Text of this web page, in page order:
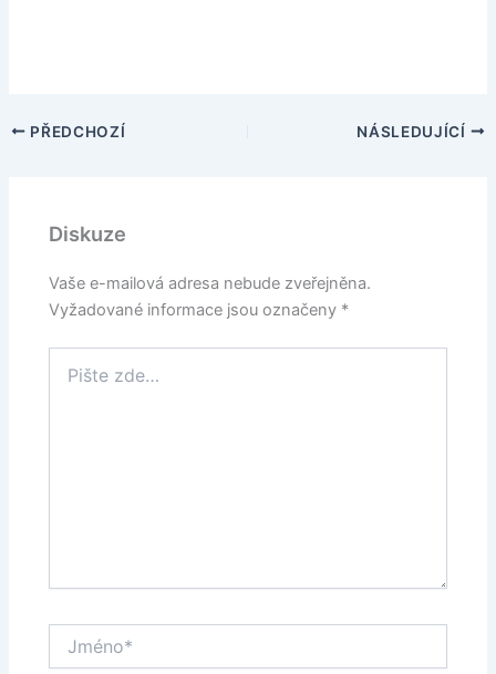
PŘEDCHOZÍ NÁSLEDUJÍCÍ
Diskuze
Vaše e-mailová adresa nebude zveřejněna.
Vyžadované informace jsou označeny *
zde…